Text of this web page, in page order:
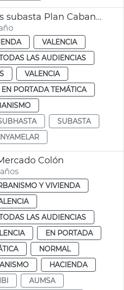
Visitas inmuebles subasta Plan Cabanyal. València
VALENCIA
LAS AUDIENCIAS
VALENCIA
EN PORTADA TEMÁTICA
SUBASTA
Colón
Y VIVIENDA
LAS AUDIENCIAS
EN PORTADA
NORMAL
HACIENDA
IBI
AUMSA